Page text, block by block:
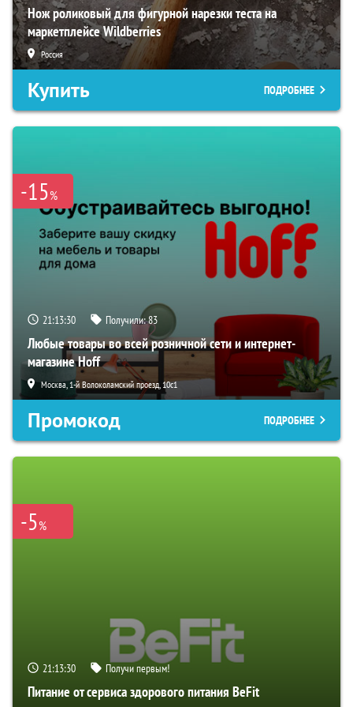
Нож роликовый для фигурной нарезки теста на
маркетплейсе Wildberries
Россия
Купить ПОДРОБНЕЕ
-15%
21:13:28 Получили:83
Любые товары во всей розничной сети и интернет-
магазине Hoff
Москва, 1-й Волоколамский проезд, 10с1
Промокод ПОДРОБНЕЕ
-5%
21:13:28 Получи первым!
Питание от сервиса здорового питания BeFit